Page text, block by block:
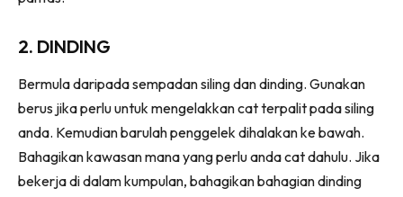
Impiana MakeOver
Lahar Dekor
Sembang Dekor
Sembang Laman
Tip Impiana
2. DINDING
Bermula daripada sempadan siling dan dinding. Gunakan
berus jika perlu untuk mengelakkan cat terpalit pada siling
anda. Kemudian barulah penggelek dihalakan ke bawah.
Bahagikan kawasan mana yang perlu anda cat dahulu. Jika
bekerja di dalam kumpulan, bahagikan bahagian dinding